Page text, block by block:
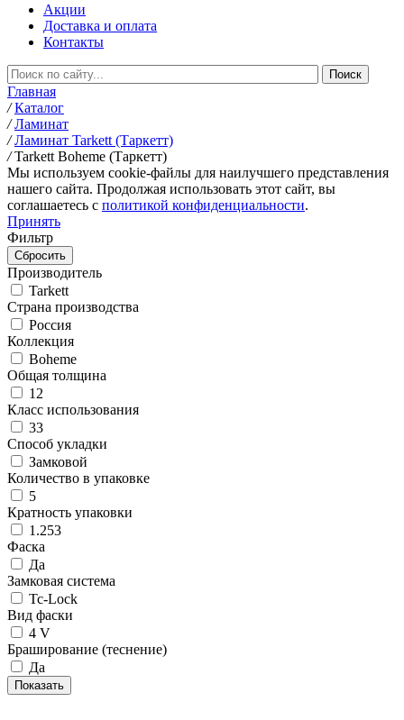
Акции
Доставка и оплата
Контакты
Главная
/ Каталог
/ Ламинат
/ Ламинат Tarkett (Таркетт)
/ Tarkett Boheme (Таркетт)
Мы используем cookie-файлы для наилучшего представления
нашего сайта. Продолжая использовать этот сайт, вы
соглашаетесь c политикой конфиденциальности.
Принять
Фильтр
Производитель
Tarkett
Страна производства
Россия
Коллекция
Boheme
Общая толщина
12
Класс использования
33
Способ укладки
Замковой
Количество в упаковке
5
Кратность упаковки
1.253
Фаска
Да
Замковая система
Tc-Lock
Вид фаски
4 V
Браширование (теснение)
Да